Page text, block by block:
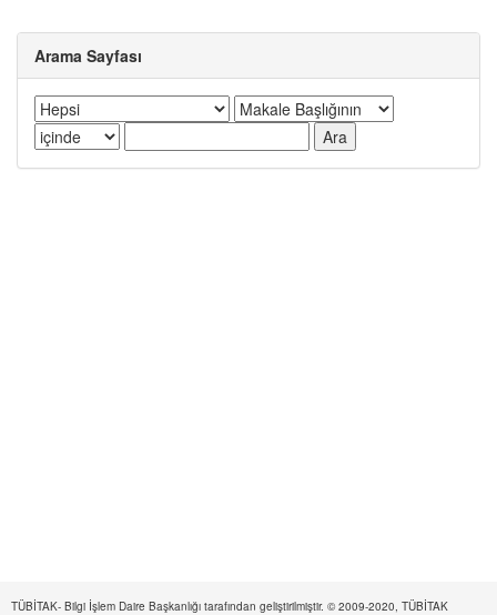
Arama Sayfası
TÜBİTAK- Bilgi İşlem Daire Başkanlığı tarafından geliştirilmiştir. © 2009-2020, TÜBİTAK